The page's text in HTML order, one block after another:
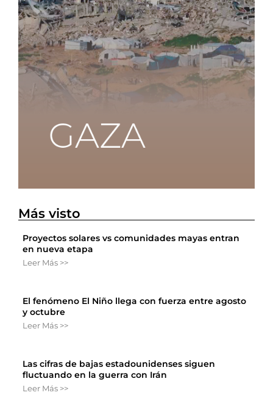
Más visto
Proyectos solares vs comunidades mayas entran
en nueva etapa
Leer Más >>
El fenómeno El Niño llega con fuerza entre agosto
y octubre
Leer Más >>
Las cifras de bajas estadounidenses siguen
fluctuando en la guerra con Irán
Leer Más >>